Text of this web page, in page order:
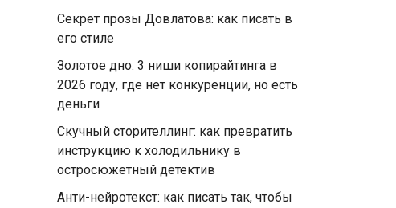
Секрет прозы Довлатова: как писать в
его стиле
Золотое дно: 3 ниши копирайтинга в
2026 году, где нет конкуренции, но есть
деньги
Скучный сторителлинг: как превратить
инструкцию к холодильнику в
остросюжетный детектив
Анти-нейротекст: как писать так, чтобы